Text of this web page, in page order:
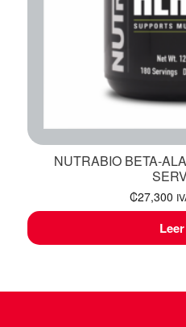
NUTRABIO BETA-
₡27,300